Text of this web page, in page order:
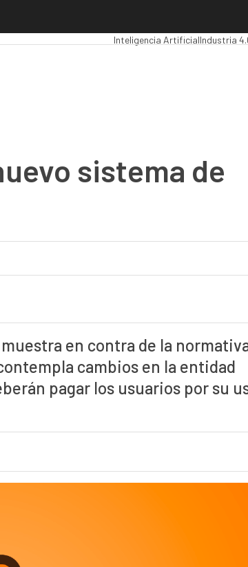
Inteligencia ArtificialIndustria
sistema de
en contra de la
cambios en la entidad
pagar los usuarios por su